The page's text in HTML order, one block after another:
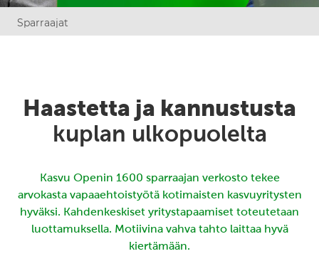
Sparraajat
Haastetta ja kannustusta
kuplan ulkopuolelta
Kasvu Openin 1600 sparraajan verkosto tekee
arvokasta vapaaehtoistyötä kotimaisten kasvuyritysten
hyväksi. Kahdenkeskiset yritystapaamiset toteutetaan
luottamuksella. Motiivina vahva tahto laittaa hyvä
kiertämään.